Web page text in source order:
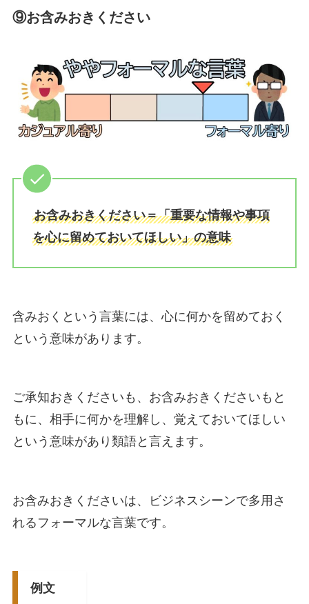
⑨お含みおきください
お含みおきください＝「重要な情報や事項
を心に留めておいてほしい」の意味
含みおくという言葉には、心に何かを留めておく
という意味があります。
ご承知おきくださいも、お含みおきくださいもと
もに、相手に何かを理解し、覚えておいてほしい
という意味があり類語と言えます。
お含みおきくださいは、ビジネスシーンで多用さ
れるフォーマルな言葉です。
例文